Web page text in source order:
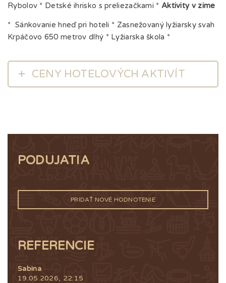
Rybolov * Detské ihrisko s preliezačkami * Aktivity v zime
* Sánkovanie hneď pri hoteli * Zasnežovaný lyžiarsky svah
Krpáčovo 650 metrov dlhý * Lyžiarska škola *
CENY HOTELOVÝCH AKTIVÍT
PODUJATIA
PRIDAŤ NOVÉ HODNOTENIE
REFERENCIE
Sabina
19.05.2026, 22:15